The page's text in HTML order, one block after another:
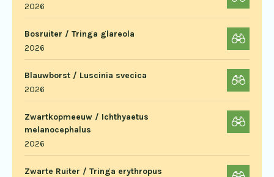
2026
Bosruiter / Tringa glareola
2026
Blauwborst / Luscinia svecica
2026
Zwartkopmeeuw / Ichthyaetus
melanocephalus
2026
Zwarte Ruiter / Tringa erythropus